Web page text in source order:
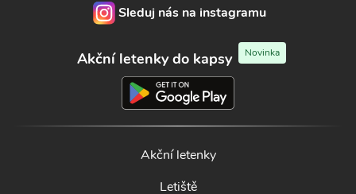
Sleduj nás na instagramu
Akční letenky do kapsy Novinka
Akční letenky
Letiště